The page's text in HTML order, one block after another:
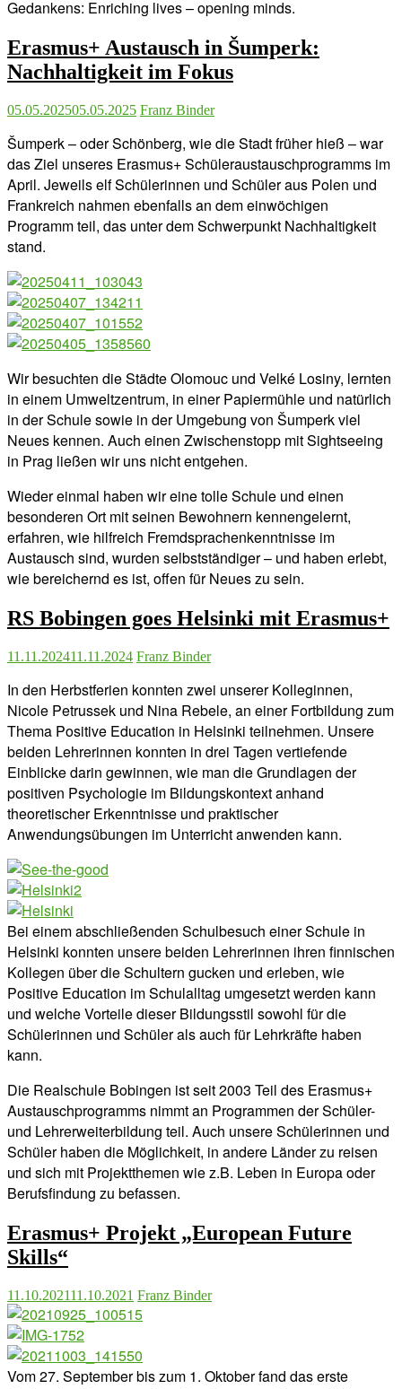
Gedankens: Enriching lives – opening minds.
Erasmus+ Austausch in Šumperk:
Nachhaltigkeit im Fokus
05.05.202505.05.2025 Franz Binder
Šumperk – oder Schönberg, wie die Stadt früher hieß – war
das Ziel unseres Erasmus+ Schüleraustauschprogramms im
April. Jeweils elf Schülerinnen und Schüler aus Polen und
Frankreich nahmen ebenfalls an dem einwöchigen
Programm teil, das unter dem Schwerpunkt Nachhaltigkeit
stand.
Wir besuchten die Städte Olomouc und Velké Losiny, lernten
in einem Umweltzentrum, in einer Papiermühle und natürlich
in der Schule sowie in der Umgebung von Šumperk viel
Neues kennen. Auch einen Zwischenstopp mit Sightseeing
in Prag ließen wir uns nicht entgehen.
Wieder einmal haben wir eine tolle Schule und einen
besonderen Ort mit seinen Bewohnern kennengelernt,
erfahren, wie hilfreich Fremdsprachenkenntnisse im
Austausch sind, wurden selbstständiger – und haben erlebt,
wie bereichernd es ist, offen für Neues zu sein.
RS Bobingen goes Helsinki mit Erasmus+
11.11.202411.11.2024 Franz Binder
In den Herbstferien konnten zwei unserer Kolleginnen,
Nicole Petrussek und Nina Rebele, an einer Fortbildung zum
Thema Positive Education in Helsinki teilnehmen. Unsere
beiden Lehrerinnen konnten in drei Tagen vertiefende
Einblicke darin gewinnen, wie man die Grundlagen der
positiven Psychologie im Bildungskontext anhand
theoretischer Erkenntnisse und praktischer
Anwendungsübungen im Unterricht anwenden kann.
Bei einem abschließenden Schulbesuch einer Schule in
Helsinki konnten unsere beiden Lehrerinnen ihren finnischen
Kollegen über die Schultern gucken und erleben, wie
Positive Education im Schulalltag umgesetzt werden kann
und welche Vorteile dieser Bildungsstil sowohl für die
Schülerinnen und Schüler als auch für Lehrkräfte haben
kann.
Die Realschule Bobingen ist seit 2003 Teil des Erasmus+
Austauschprogramms nimmt an Programmen der Schüler-
und Lehrerweiterbildung teil. Auch unsere Schülerinnen und
Schüler haben die Möglichkeit, in andere Länder zu reisen
und sich mit Projektthemen wie z.B. Leben in Europa oder
Berufsfindung zu befassen.
Erasmus+ Projekt „European Future
Skills“
11.10.202111.10.2021 Franz Binder
Vom 27. September bis zum 1. Oktober fand das erste